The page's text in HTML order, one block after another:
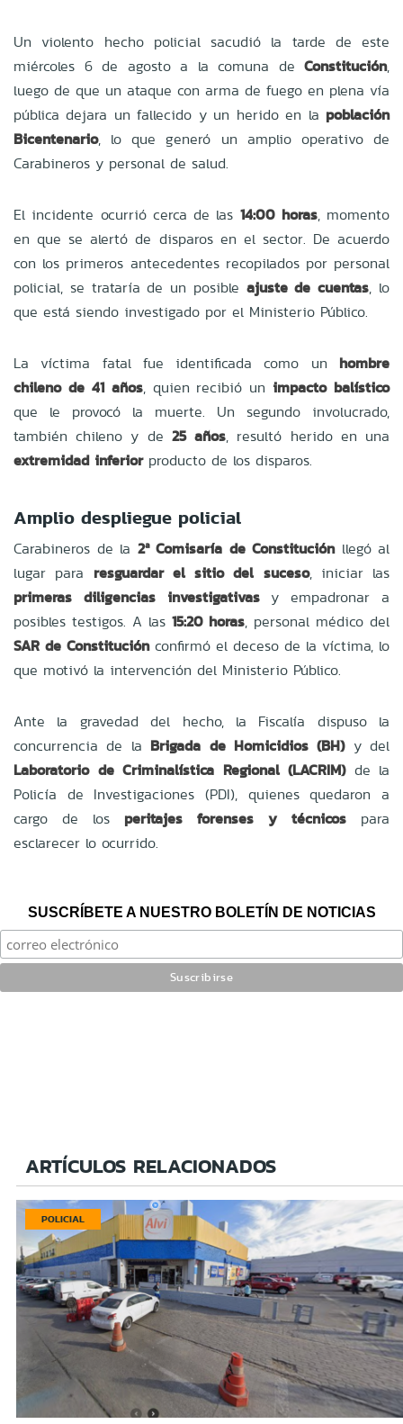
Un violento hecho policial sacudió la tarde de este
miércoles 6 de agosto a la comuna de Constitución,
luego de que un ataque con arma de fuego en plena vía
pública dejara un fallecido y un herido en la población
Bicentenario, lo que generó un amplio operativo de
Carabineros y personal de salud.
El incidente ocurrió cerca de las 14:00 horas, momento
en que se alertó de disparos en el sector. De acuerdo
con los primeros antecedentes recopilados por personal
policial, se trataría de un posible ajuste de cuentas, lo
que está siendo investigado por el Ministerio Público.
La víctima fatal fue identificada como un hombre
chileno de 41 años, quien recibió un impacto balístico
que le provocó la muerte. Un segundo involucrado,
también chileno y de 25 años, resultó herido en una
extremidad inferiorproducto de los disparos.
Amplio despliegue policial
Carabineros de la 2ª Comisaría de Constituciónllegó al
lugar para resguardar el sitio del suceso, iniciar las
primeras diligencias investigativasy empadronar a
posibles testigos. A las 15:20 horas, personal médico del
SAR de Constituciónconfirmó el deceso de la víctima, lo
que motivó la intervención del Ministerio Público.
Ante la gravedad del hecho, la Fiscalía dispuso la
concurrencia de la Brigada de Homicidios (BH)y del
Laboratorio de Criminalística Regional (LACRIM)de la
Policía de Investigaciones (PDI), quienes quedaron a
cargo de los peritajes forenses y técnicos para
esclarecer lo ocurrido.
SUSCRÍBETE A NUESTRO BOLETÍN DE NOTICIAS
ARTÍCULOS RELACIONADOS
POLICIAL